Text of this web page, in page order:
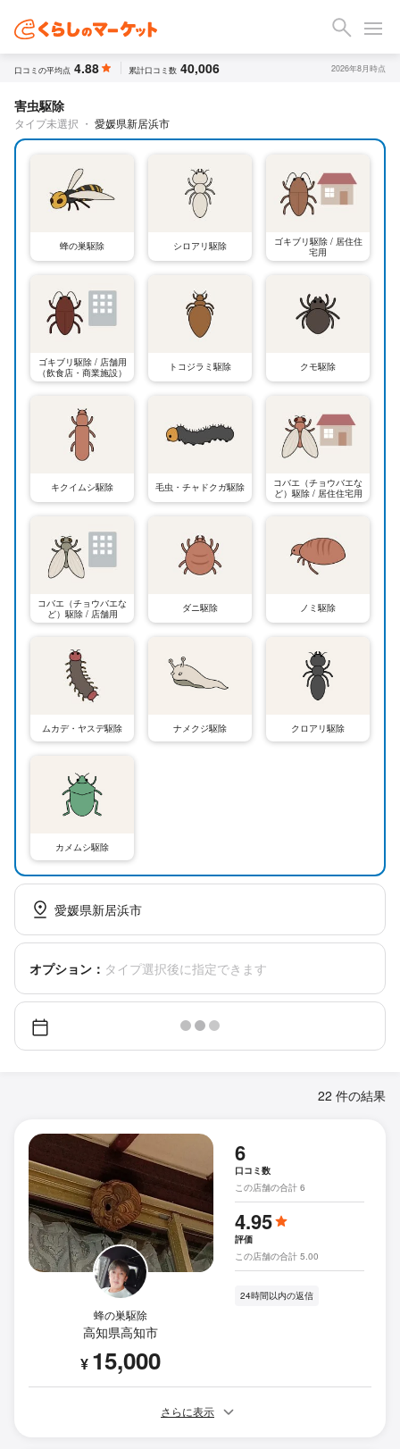
口コミの平均点 4.88 累計口コミ数 40,006 2026年8月時点
害虫駆除
タイプ未選択 ・ 愛媛県新居浜市
蜂の巣駆除 シロアリ駆除
ゴキブリ駆除 / 居住住
宅用
ゴキブリ駆除 / 店舗用
（飲食店・商業施設）
トコジラミ駆除 クモ駆除
キクイムシ駆除 毛虫・チャドクガ駆除
コバエ（チョウバエな
ど）駆除 / 居住住宅用
コバエ（チョウバエな
ど）駆除 / 店舗用
ダニ駆除 ノミ駆除
ムカデ・ヤスデ駆除 ナメクジ駆除 クロアリ駆除
カメムシ駆除
愛媛県新居浜市
オプション： タイプ選択後に指定できます
22 件の結果
蜂の巣駆除
高知県高知市
¥ 15,000
6
口コミ数
この店舗の合計 6
4.95
評価
この店舗の合計 5.00
24時間以内の返信
さらに表示